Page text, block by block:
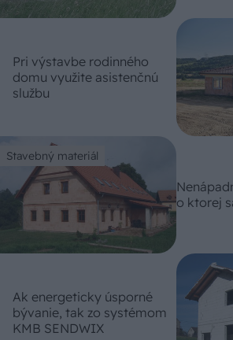
Pri výstavbe rodinného
domu využite asistenčnú
službu
Stavebný materiál
o ktorej
Ak energeticky úsporné
bývanie, tak zo systémom
KMB SENDWIX